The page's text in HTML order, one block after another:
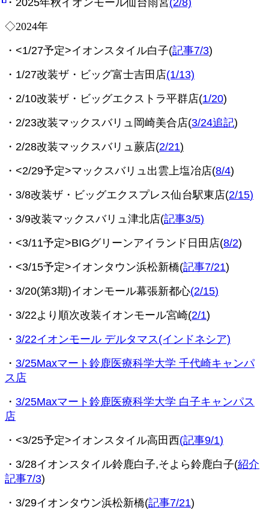
・2025年秋イオンモール仙台雨宮(2/8)
◇2024年
・<1/27予定>イオンスタイル白子(記事7/3)
・1/27改装ザ・ビッグ富士吉田店(1/13)
・2/10改装ザ・ビッグエクストラ平群店(1/20)
・2/23改装マックスバリュ岡崎美合店(3/24追記)
・2/28改装マックスバリュ蕨店(2/21)
・<2/29予定>マックスバリュ出雲上塩冶店(8/4)
・3/8改装ザ・ビッグエクスプレス仙台駅東店(2/15)
・3/9改装マックスバリュ津北店(記事3/5)
・<3/11予定>BIGグリーンアイランド日田店(8/2)
・<3/15予定>イオンタウン浜松新橋(記事7/21)
・3/20(第3期)イオンモール幕張新都心(2/15)
・3/22より順次改装イオンモール宮崎(2/1)
・ 3/22イオンモール デルタマス(インドネシア)
・ 3/25Maxマート鈴鹿医療科学大学 千代崎キャンパ
ス店
・ 3/25Maxマート鈴鹿医療科学大学 白子キャンパス
店
・<3/25予定>イオンスタイル高田西(記事9/1)
・3/28イオンスタイル鈴鹿白子,そよら鈴鹿白子(紹介
記事7/3)
・3/29イオンタウン浜松新橋(記事7/21)